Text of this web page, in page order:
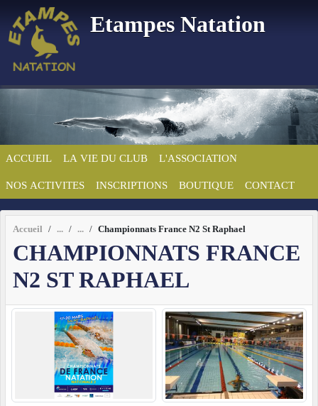
Etampes Natation
ACCUEIL LA VIE DU CLUB L'ASSOCIATION
NOS ACTIVITES INSCRIPTIONS BOUTIQUE CONTACT
Accueil Championnats France N2 St Raphael
CHAMPIONNATS FRANCE
N2 ST RAPHAEL
Panneau de gestion des cookies